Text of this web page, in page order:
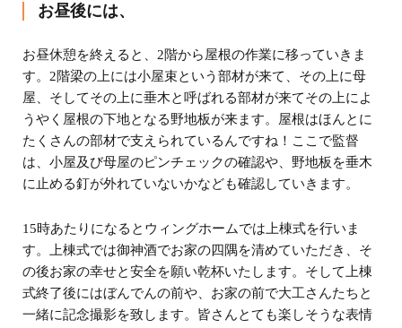
お昼後には、
お昼休憩を終えると、2階から屋根の作業に移っていきま
す。2階梁の上には小屋束という部材が来て、その上に母
屋、そしてその上に垂木と呼ばれる部材が来てその上によ
うやく屋根の下地となる野地板が来ます。屋根はほんとに
たくさんの部材で支えられているんですね！ここで監督
は、小屋及び母屋のピンチェックの確認や、野地板を垂木
に止める釘が外れていないかなども確認していきます。
15時あたりになるとウィングホームでは上棟式を行いま
す。上棟式では御神酒でお家の四隅を清めていただき、そ
の後お家の幸せと安全を願い乾杯いたします。そして上棟
式終了後にはぼんでんの前や、お家の前で大工さんたちと
一緒に記念撮影を致します。皆さんとても楽しそうな表情